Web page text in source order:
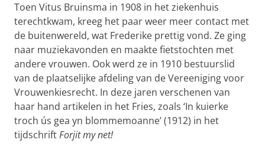
Toen Vitus Bruinsma in 1908 in het ziekenhuis
terechtkwam, kreeg het paar weer meer contact met
de buitenwereld, wat Frederike prettig vond. Ze ging
naar muziekavonden en maakte fietstochten met
andere vrouwen. Ook werd ze in 1910 bestuurslid
van de plaatselijke afdeling van de Vereeniging voor
Vrouwenkiesrecht. In deze jaren verschenen van
haar hand artikelen in het Fries, zoals ‘In kuierke
troch ús gea yn blommemoanne’ (1912) in het
tijdschriftForjit my net!